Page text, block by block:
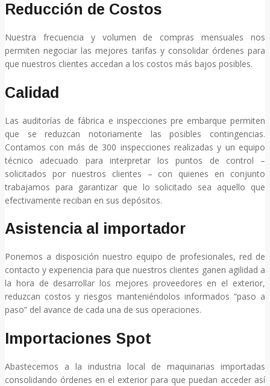
Reducción de Costos
Nuestra frecuencia y volumen de compras mensuales nos
permiten negociar las mejores tarifas y consolidar órdenes para
que nuestros clientes accedan a los costos más bajos posibles.
Calidad
Las auditorías de fábrica e inspecciones pre embarque permiten
que se reduzcan notoriamente las posibles contingencias.
Contamos con más de 300 inspecciones realizadas y un equipo
técnico adecuado para interpretar los puntos de control –
solicitados por nuestros clientes – con quienes en conjunto
trabajamos para garantizar que lo solicitado sea aquello que
efectivamente reciban en sus depósitos.
Asistencia al importador
Ponemos a disposición nuestro equipo de profesionales, red de
contacto y experiencia para que nuestros clientes ganen agilidad a
la hora de desarrollar los mejores proveedores en el exterior,
reduzcan costos y riesgos manteniéndolos informados “paso a
paso” del avance de cada una de sus operaciones.
Importaciones Spot
Abastecemos a la industria local de maquinarias importadas
consolidando órdenes en el exterior para que puedan acceder así